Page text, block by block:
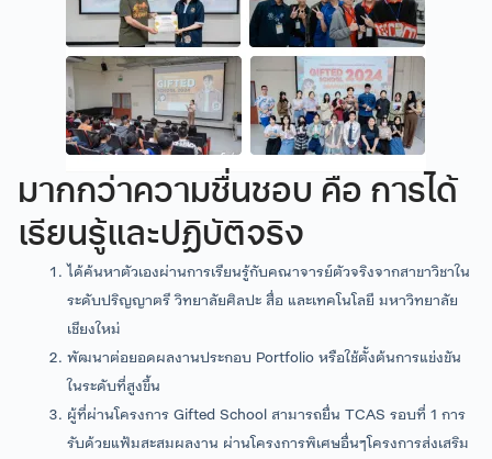
มากกว่าความชื่นชอบ คือ การได้
เรียนรู้และปฏิบัติจริง
ได้ค้นหาตัวเองผ่านการเรียนรู้กับคณาจารย์ตัวจริงจากสาขาวิชาใน
ระดับปริญญาตรี วิทยาลัยศิลปะ สื่อ และเทคโนโลยี มหาวิทยาลัย
เชียงใหม่
พัฒนาต่อยอดผลงานประกอบ Portfolio หรือใช้ตั้งต้นการแข่งขัน
ในระดับที่สูงขึ้น
ผู้ที่ผ่านโครงการ Gifted School สามารถยื่น TCAS รอบที่ 1 การ
รับด้วยแฟ้มสะสมผลงาน ผ่านโครงการพิเศษอื่นๆโครงการส่งเสริม
เรียนรู้การสร้างแอนนิเมชันขั้นพื้นฐาน ผ่านกระบวนการสร้างแอ
นนิเมชันโดยเริ่มตั้งแต่พื้นฐานการวาดรูป (Drawing)
Basic Drawing
เรียนรู้ทักษะและพื้นฐานการวาดภาพเพื่อนำไปต่อย
อดในงานอนิเมชัน ฝึกฝนการวาดรูปทรงพื้นฐาน
(Shape) การวาดทิวทัศน์และสภาพแวดล้อม
ศึกษาอนาโตมิกายวิภาคของมนุษย์ (Human)
ศึกษาเทคนิคการทำแอนนิเมชัน 2 มิติ ตั้งแต่
กระบวนการเล่าเรื่องและการออกแบบตัวละคร
(Storytelling & Character Design) เรียนรู้กฎพื้น
ฐาน 12 ข้อของอนิเมชัน (12 Principles of
Animation) เช่น การทำ Walk Cycle และ Bouncing
Ball พร้อมลงมือปฏิบัติจริงในโครงงานส่วนบุคคล
สำเร็จการศึกษาอยู่ในระดับชั้นมัธยมศึกษาปีที่ 6
สำหรับหลักสูตรอื่นๆ
โปรดติดต่อเจ้าหน้าที่ ผ่าน Line Official : @camtcmu
สมัครเรียน
Gifted School
วันที่เปิดรับสมัคร:
20 พฤษภาคม 2569 – จนกว่าจะเต็ม
สงวนสิทธิ์สำหรับผู้ที่ลงทะเบียนและชำระค่าลงทะเบียนก่อน โดย
สามารถชำระเต็มจำนวน 18,000 บาท หรือแบ่งจ่ายได้ 2 งวด
งวดละ 9,000 บาท